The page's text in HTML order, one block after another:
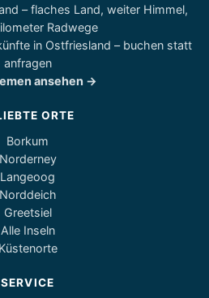
– flaches Land, weiter Himmel,
Radwege
in Ostfriesland – buchen statt
anfragen
ansehen →
ORTE
Borkum
Norderney
Langeoog
Norddeich
Greetsiel
Alle Inseln
Küstenorte
SERVICE